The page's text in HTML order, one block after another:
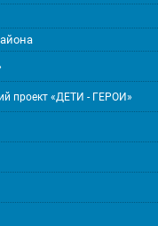
проект «ДЕТИ - ГЕРОИ»